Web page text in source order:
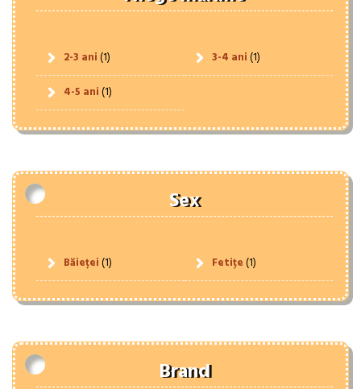
2-3 ani(1) 3-4 ani(1)
4-5 ani(1)
Sex
Băieței(1) Fetițe(1)
Brand